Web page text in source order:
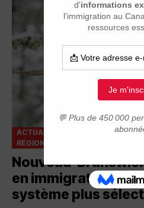
ACTUALITÉ
POLITIQUE
RÉGIONS DU CANADA
Nouveau-
en immigration et
système plus